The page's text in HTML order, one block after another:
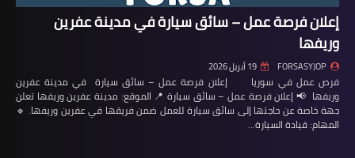
إعلان فرصة عمل – سائق سيارة في مدينة عفرين
وريفها
FORSASYJOP 19 أبريل 2026
فرص عمل في سوريا إعلان فرصة عمل – سائق سيارة في مدينة عفرين
وريفها 📢 إعلان فرصة عمل – سائق سيارة 📍 الموقع: مدينة عفرين وريفها تعلن
جهة خاصة عن حاجتها إلى سائق سيارة للعمل ضمن فريقها في عفرين وريفها. 🔹
المهام: قيادة السيارة…